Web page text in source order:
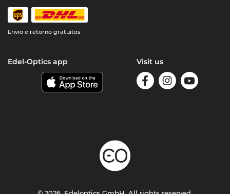
Envio e retorno gratuitos
Edel-Optics app Visit us